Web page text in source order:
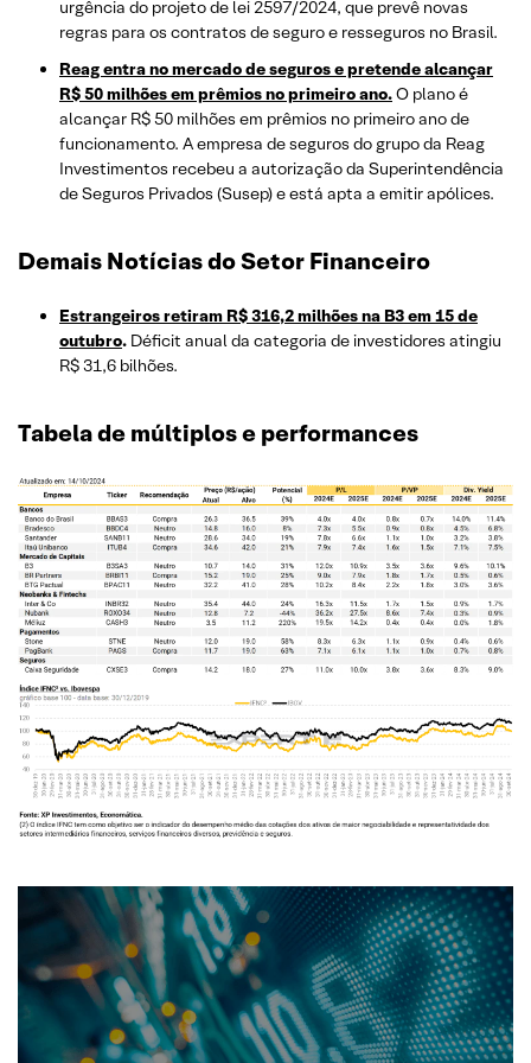
urgência do projeto de lei 2597/2024, que prevê novas
regras para os contratos de seguro e resseguros no Brasil.
Reag entra no mercado de seguros e pretende alcançar
R$ 50 milhões em prêmios no primeiro ano.O plano é
alcançar R$ 50 milhões em prêmios no primeiro ano de
funcionamento. A empresa de seguros do grupo da Reag
Investimentos recebeu a autorização da Superintendência
de Seguros Privados (Susep) e está apta a emitir apólices.
Demais Notícias do Setor Financeiro
Estrangeiros retiram R$ 316,2 milhões na B3 em 15 de
outubro. Déficit anual da categoria de investidores atingiu
R$ 31,6 bilhões.
Tabela de múltiplos e performances